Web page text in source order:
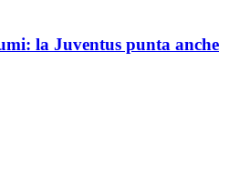
la Juventus punta anche